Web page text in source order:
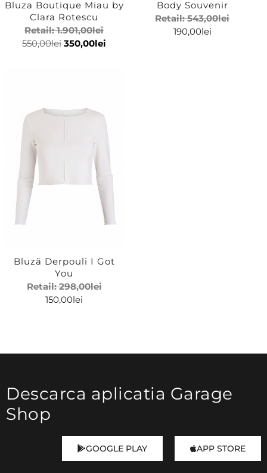
Bluza Boutique Miau by
Clara Rotescu
Retail:1.901,00lei
550,00lei 350,00lei
Body Souvenir
Retail:543,00lei
190,00lei
Bluză Derpouli I Got
You
Retail:298,00lei
150,00lei
Descarca aplicatia Garage
Shop
GOOGLE PLAY APP STORE